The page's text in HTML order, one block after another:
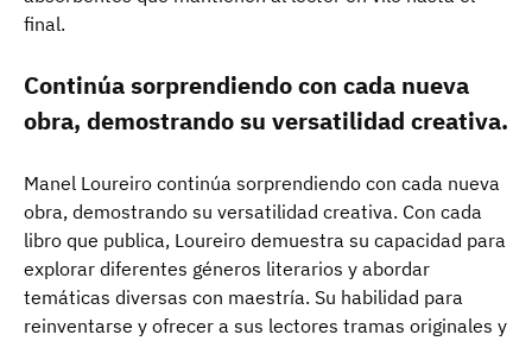
final.
Continúa sorprendiendo con cada nueva
obra, demostrando su versatilidad creativa.
Manel Loureiro continúa sorprendiendo con cada nueva
obra, demostrando su versatilidad creativa. Con cada
libro que publica, Loureiro demuestra su capacidad para
explorar diferentes géneros literarios y abordar
temáticas diversas con maestría. Su habilidad para
reinventarse y ofrecer a sus lectores tramas originales y